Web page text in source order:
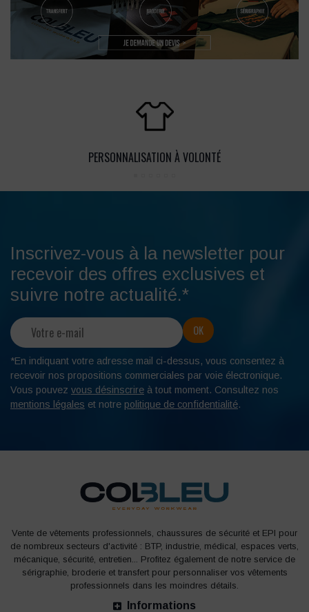
PERSONNALISATION À VOLONTÉ
Inscrivez-vous à la newsletter pour
recevoir des offres exclusives et
suivre notre actualité.*
*En indiquant votre adresse mail ci-dessus, vous consentez à
recevoir nos propositions commerciales par voie électronique.
Vous pouvez vous désinscrire à tout moment. Consultez nos
mentions légales et notre politique de confidentialité.
Vente de vêtements professionnels, chaussures de sécurité et EPI pour
de nombreux secteurs d'activité : BTP, industrie, médical, espaces verts,
mécanique, sécurité, entretien... Profitez également de notre service de
sérigraphie, broderie et transfert pour personnaliser vos vêtements
professionnels dans les moindres détails.
Informations